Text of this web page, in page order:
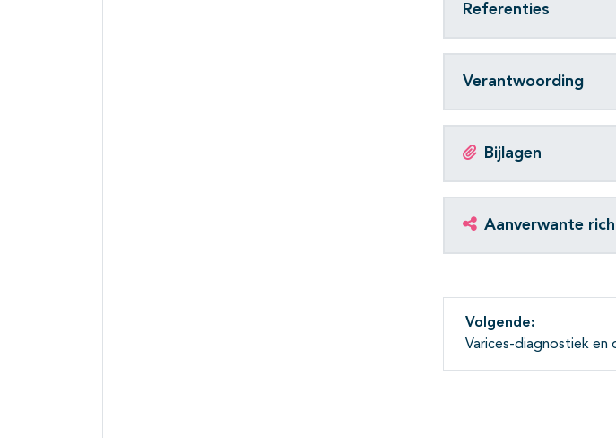
Referenties
Verantwoording
Bijlagen
Aanverwante
Volgende:
Varices-diagnostiek en